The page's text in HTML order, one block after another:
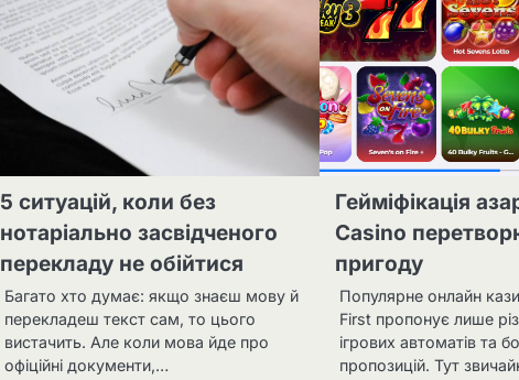
5 ситуацій, коли без
нотаріально засвідченого
перекладу не обійтися
Багато хто думає: якщо знаєш мову й
перекладеш текст сам, то цього
вистачить. Але коли мова йде про
офіційні документи,…
Гейміфікація
Casino
пригоду
Популярне онлайн
First пропонує лише
ігрових автоматів та
пропозицій. Тут